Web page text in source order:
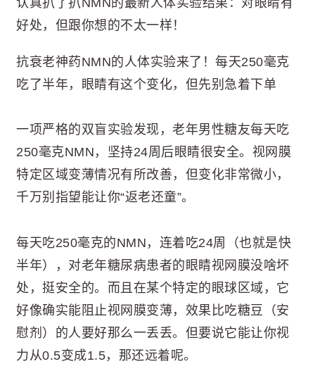
认真扒了扒NMN的最新人体实验结果：对眼睛有
好处，但跟你想的不太一样！
抗衰老神药NMN的人体实验来了！每天250毫克
吃了半年，眼睛有这个变化，但先别急着下单
一项严格的双盲实验发现，老年男性糖友每天吃
250毫克NMN，坚持24周后眼睛很安全。视网膜
特定区域变薄情况有所改善，但变化非常微小，
千万别指望能让你“返老还童”。
每天吃250毫克的NMN，连着吃24周（也就是快
半年），对老年糖尿病患者的眼睛视网膜没啥坏
处，挺安全的。而且在某个特定的眼球区域，它
好像确实能阻止视网膜变薄，效果比吃糖豆（安
慰剂）的人要好那么一丢丢。但要说它能让你视
力从0.5变成1.5，那还远着呢。